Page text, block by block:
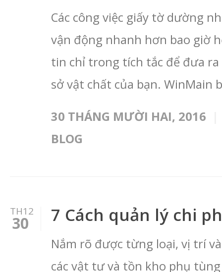
Các công việc giấy tờ dường
vận động nhanh hơn bao giờ
tin chỉ trong tích tắc để đưa
sở vật chất của bạn. WinMain
30 THÁNG MƯỜI HAI, 2016
BLOG
TH12
30 7 Cách quản lý chi
Nắm rõ được từng loại, vị trí
các vật tư và tồn kho phụ